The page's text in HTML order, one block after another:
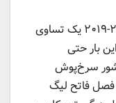
لیورپول در ۲۷ مسابقه نخست فصل ۲۰-۲۰۱۹ یک تساوی
بار حتی
سرخ‌پوش
پایان فصل فاتح لیگ